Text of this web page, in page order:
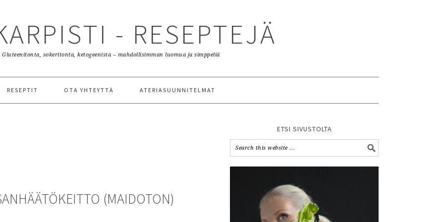
- RESEPTEJÄ
Gluteenitonta, sokeritonta, ketogeenista – mahdollisimman luomua ja simppeliä
RESEPTIT OTA YHTEYTTÄ ATERIASUUNNITELMAT
(MAIDOTON)
ETSI SIVUSTOLTA